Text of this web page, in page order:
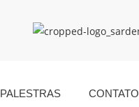
PALESTRAS CONTATO